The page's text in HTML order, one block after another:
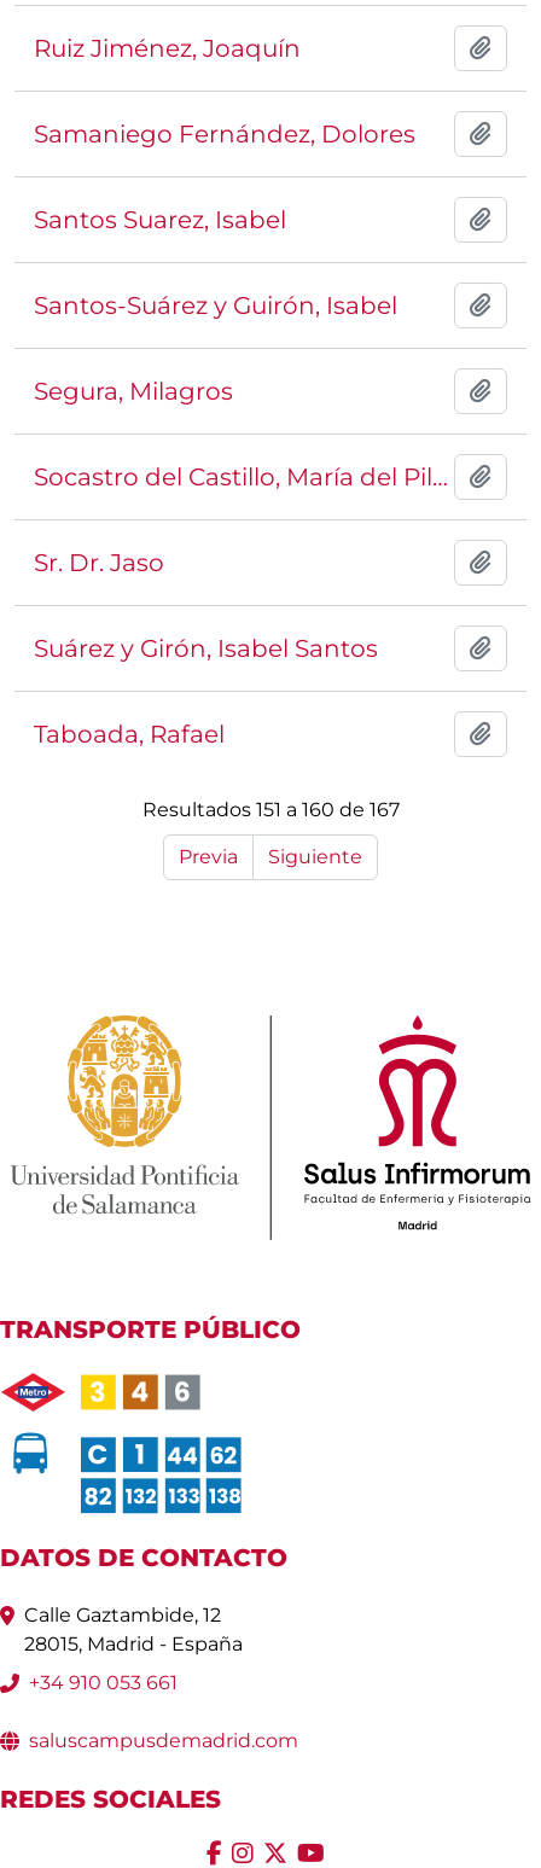
Ruiz Jiménez, Joaquín
Samaniego Fernández, Dolores
Santos Suarez, Isabel
Santos-Suárez y Guirón, Isabel
Segura, Milagros
Socastro del Castillo, María del Pilar
Sr. Dr. Jaso
Suárez y Girón, Isabel Santos
Taboada, Rafael
Resultados 151 a 160 de 167
Previa Siguiente
TRANSPORTE PÚBLICO
DATOS DE CONTACTO
Calle Gaztambide, 12
28015, Madrid - España
+34 910 053 661
saluscampusdemadrid.com
REDES SOCIALES